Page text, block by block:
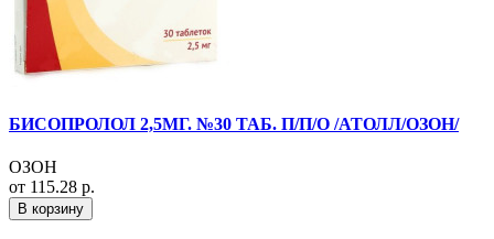
БИСОПРОЛОЛ 2,5МГ. №30 ТАБ. П/П/О /АТОЛЛ/ОЗОН/
ОЗОН
от 115.28 р.
В корзину